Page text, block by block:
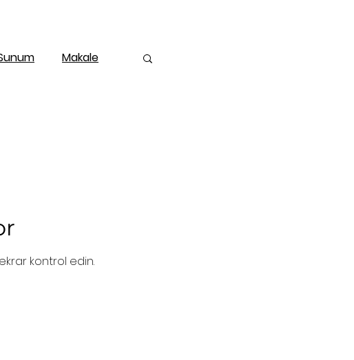
Makale
kontrol edin.